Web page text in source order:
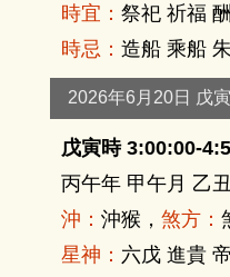
時宜： 祭祀 祈福
時忌： 造船 乘船
2026年6月20日 戊
戊寅時 3:00:00-
丙午年 甲午月 乙
沖： 沖猴， 煞方：
星神： 六戊 進貴